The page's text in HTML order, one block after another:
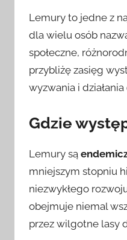
Lemury to jedne z
dla wielu osób
społeczne,
przybliżę zasięg
wyzwania i
Gdzie
Lemury są
mniejszym stopniu
niezwykłego
obejmuje niemal
przez wilgotne lasy